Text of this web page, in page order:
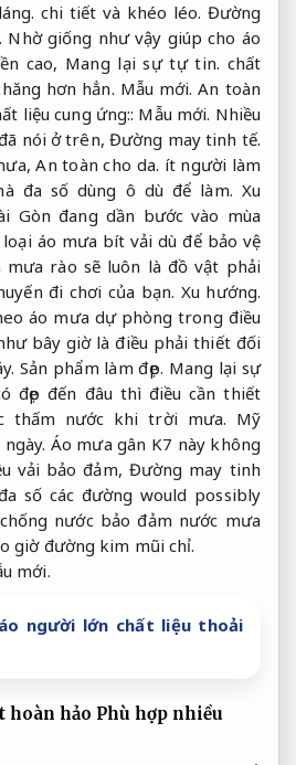
chi tiết và khéo léo. Đường
Nhờ giống như vậy giúp cho áo
cao, Mang lại sự tự tin. chất
hơn hẳn. Mẫu mới. An toàn
liệu cung ứng:: Mẫu mới. Nhiều
nói ở trên, Đường may tinh tế.
An toàn cho da. ít người làm
đa số dùng ô dù để làm. Xu
Gòn đang dần bước vào mùa
áo mưa bít vải dù để bảo vệ
rào sẽ luôn là đồ vật phải
đi chơi của bạn. Xu hướng.
áo mưa dự phòng trong điều
bây giờ là điều phải thiết đối
Sản phẩm làm đẹp. Mang lại sự
đẹp đến đâu thì điều cần thiết
thấm nước khi trời mưa. Mỹ
Áo mưa gân K7 này không
vải bảo đảm, Đường may tinh
số các đường would possibly
nước bảo đảm nước mưa
giờ đường kim mũi chỉ.
mới.
người lớn chất liệu thoải
hoàn hảo Phù hợp nhiều